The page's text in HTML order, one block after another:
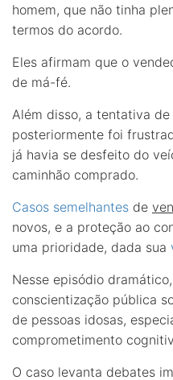
homem, que não tinha
termos do acordo.
Eles afirmam que o
de má-fé.
Além disso, a tentativa
posteriormente foi
já havia se desfeito do
caminhão comprado.
Casos semelhantes de
novos, e a proteção ao
uma prioridade, dada sua
Nesse episódio
conscientização pública
de pessoas idosas,
comprometimento
O caso levanta debates